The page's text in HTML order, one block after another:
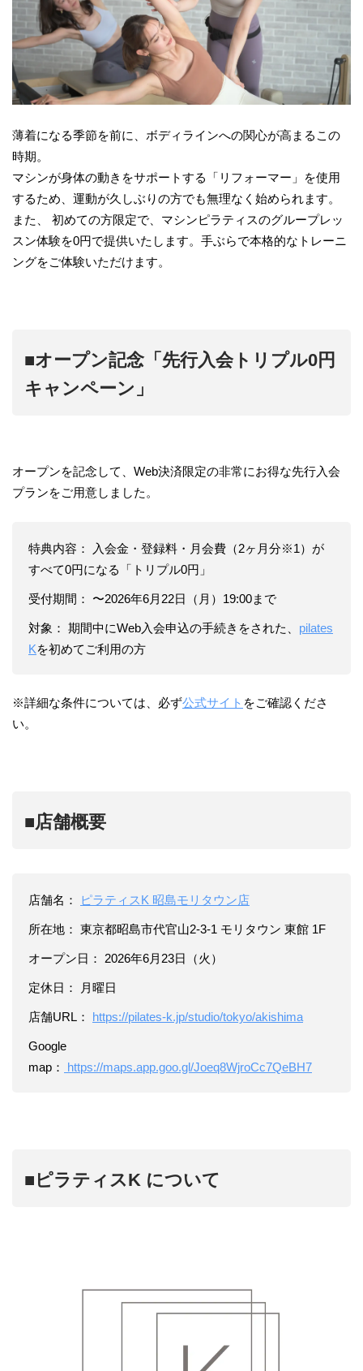
薄着になる季節を前に、ボディラインへの関心が高まるこの
時期。
マシンが身体の動きをサポートする「リフォーマー」を使用
するため、運動が久しぶりの方でも無理なく始められます。
また、 初めての方限定で、マシンピラティスのグループレッ
スン体験を0円で提供いたします。手ぶらで本格的なトレーニ
ングをご体験いただけます。
■オープン記念「先行入会トリプル0円
キャンペーン」
オープンを記念して、Web決済限定の非常にお得な先行入会
プランをご用意しました。
特典内容： 入会金・登録料・月会費（2ヶ月分※1）が
すべて0円になる「トリプル0円」
受付期間： 〜2026年6月22日（月）19:00まで
対象： 期間中にWeb入会申込の手続きをされた、 pilates
Kを初めてご利用の方
※詳細な条件については、必ず公式サイト をご確認くださ
い。
■店舗概要
店舗名： ピラティスK 昭島モリタウン店
所在地： 東京都昭島市代官山2-3-1 モリタウン 東館 1F
オープン日： 2026年6月23日（火）
定休日： 月曜日
店舗URL： https://pilates-k.jp/studio/tokyo/akishima
Google
map：
https://maps.app.goo.gl/Joeq8WjroCc7QeBH7
■ピラティスK について